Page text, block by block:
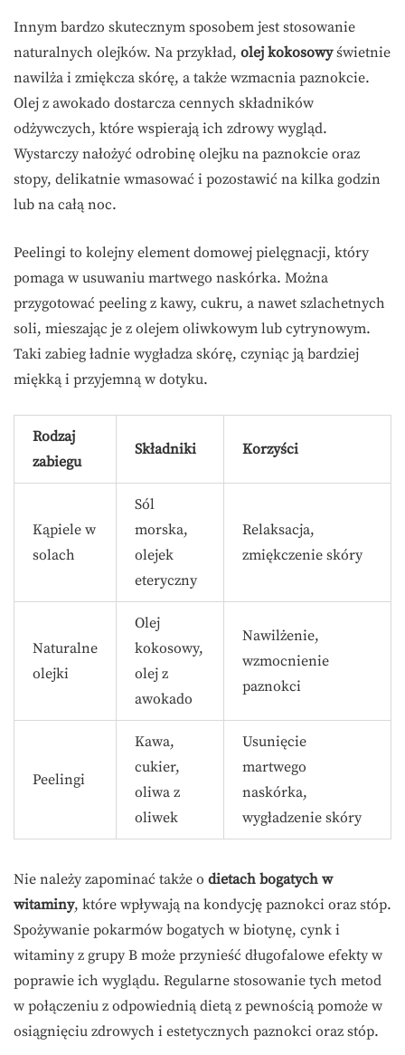
Innym bardzo skutecznym sposobem jest stosowanie
naturalnych olejków. Na przykład, olej kokosowyświetnie
nawilża i zmiękcza skórę, a także wzmacnia paznokcie.
Olej z awokado dostarcza cennych składników
odżywczych, które wspierają ich zdrowy wygląd.
Wystarczy nałożyć odrobinę olejku na paznokcie oraz
stopy, delikatnie wmasować i pozostawić na kilka godzin
lub na całą noc.
Peelingi to kolejny element domowej pielęgnacji, który
pomaga w usuwaniu martwego naskórka. Można
przygotować peeling z kawy, cukru, a nawet szlachetnych
soli, mieszając je z olejem oliwkowym lub cytrynowym.
Taki zabieg ładnie wygładza skórę, czyniąc ją bardziej
miękką i przyjemną w dotyku.
Rodzaj
zabiegu
Składniki Korzyści
Kąpiele w
solach
Sól
morska,
olejek
eteryczny
Relaksacja,
zmiękczenie skóry
Naturalne
olejki
Olej
kokosowy,
olej z
awokado
Nawilżenie,
wzmocnienie
paznokci
Peelingi
Kawa,
cukier,
oliwa z
oliwek
Usunięcie
martwego
naskórka,
wygładzenie skóry
Nie należy zapominać także o dietach bogatych w
witaminy, które wpływają na kondycję paznokci oraz stóp.
Spożywanie pokarmów bogatych w biotynę, cynk i
witaminy z grupy B może przynieść długofalowe efekty w
poprawie ich wyglądu. Regularne stosowanie tych metod
w połączeniu z odpowiednią dietą z pewnością pomoże w
osiągnięciu zdrowych i estetycznych paznokci oraz stóp.